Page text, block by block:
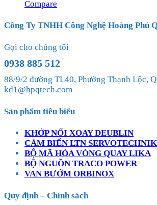
Compare
Công Ty TNHH Công Nghệ Hoàng Phú
Gọi cho chúng tôi
0938 885 512
88/9/2 đường TL40, Phường Thạnh Lộc,
kd1@hpqtech.com
Sản phẩm tiêu biểu
KHỚP NỐI XOAY DEUBLIN
CẢM BIẾN LTN SERVOTECHNIK
BỘ MÃ HÓA VÒNG QUAY LIKA
BỘ NGUỒN TRACO POWER
VAN BƯỚM ORBINOX
Quy định – Chính sách